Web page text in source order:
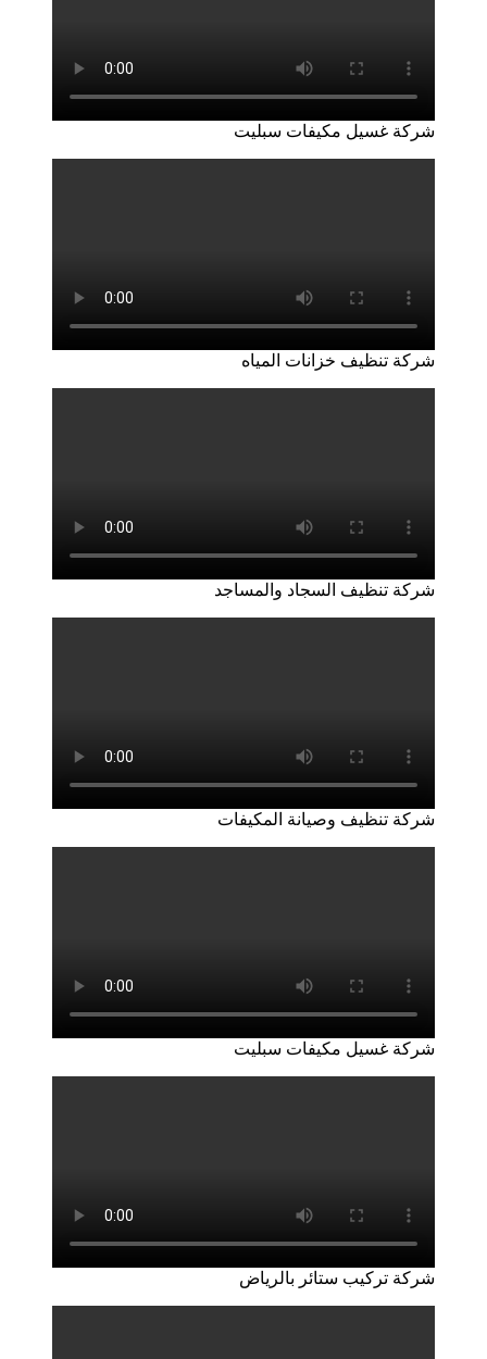
شركة غسيل مكيفات سبليت
شركة تنظيف خزانات المياه
شركة تنظيف السجاد والمساجد
شركة تنظيف وصيانة المكيفات
شركة غسيل مكيفات سبليت
شركة تركيب ستائر بالرياض